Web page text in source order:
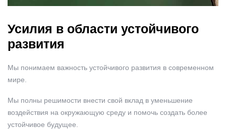
Усилия в области устойчивого
развития
Мы понимаем важность устойчивого развития в современном
мире.
Мы полны решимости внести свой вклад в уменьшение
воздействия на окружающую среду и помочь создать более
устойчивое будущее.